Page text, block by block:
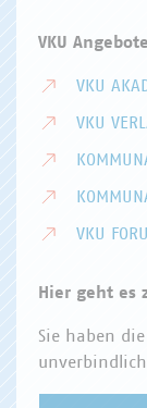
VKU Angebote
VKU
VKU
VKU
Hier geht es
Sie haben